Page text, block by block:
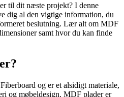
til dit næste projekt? I denne
dig al den vigtige information, du
beslutning. Lær alt om MDF
samt hvor du kan finde
og er et alsidigt materiale,
og møbeldesign. MDF plader er